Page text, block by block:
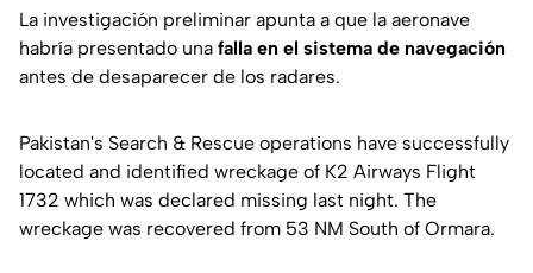
La investigación preliminar apunta a que la aeronave
habría presentado una falla en el sistema de navegación
antes de desaparecer de los radares.
Pakistan's Search & Rescue operations have successfully
located and identified wreckage of K2 Airways Flight
1732 which was declared missing last night. The
wreckage was recovered from 53 NM South of Ormara.